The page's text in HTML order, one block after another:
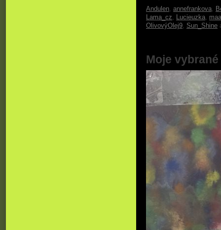
Andulen annefrankova
Lama_cz
Lucieuzka
OlivovýOlej9 Sun_Shine
Moje